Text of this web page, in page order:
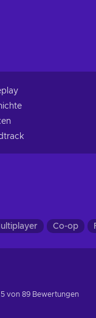
Co-op
von 89 Bewertungen